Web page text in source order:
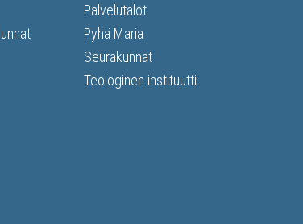
Palvelutalot
Pyhä Maria
Seurakunnat
Teologinen instituutti